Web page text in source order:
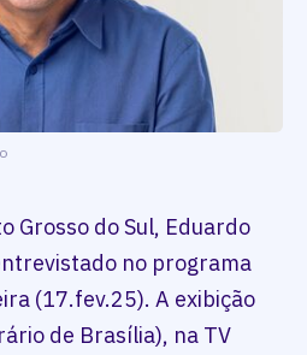
Grosso do Sul, Eduardo
no programa
(17.fev.25). A exibição
de Brasília), na TV